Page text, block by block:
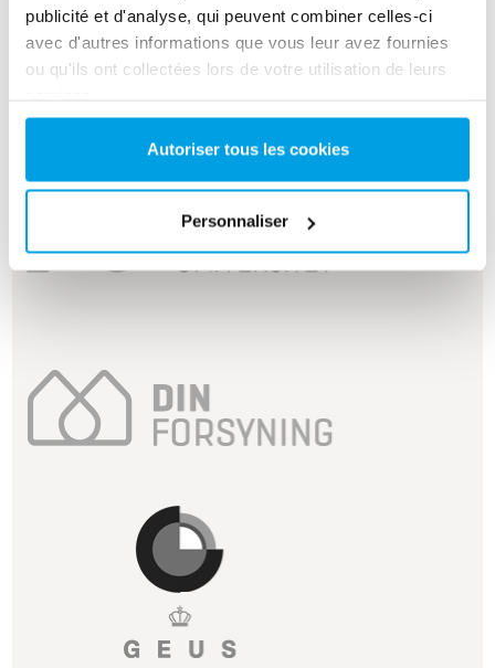
publicité et d'analyse, qui peuvent combiner celles-ci
avec d'autres informations que vous leur avez fournies
ou qu'ils ont collectées lors de votre utilisation de leurs
Autoriser tous les cookies
Personnaliser